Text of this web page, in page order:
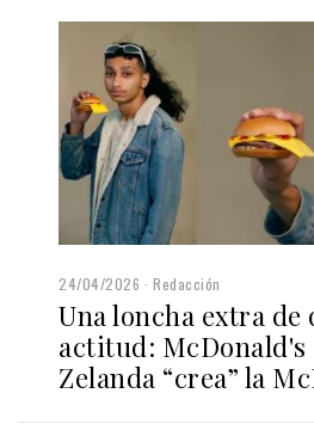
24/04/2026 Redacción
Una loncha extra de
actitud: McDonald's
Zelanda “crea” la